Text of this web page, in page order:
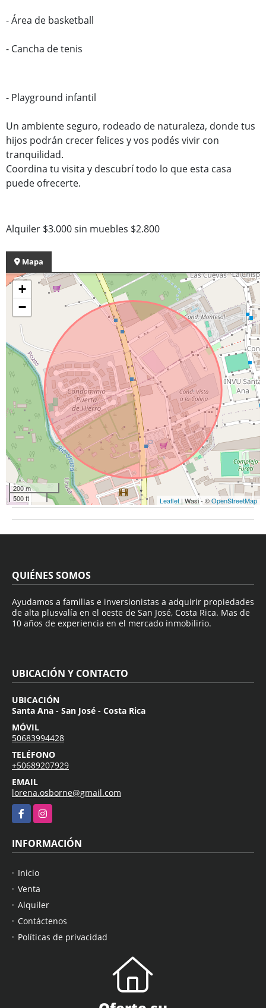
- Área de basketball
- Cancha de tenis
- Playground infantil
Un ambiente seguro, rodeado de naturaleza, donde tus
hijos podrán crecer felices y vos podés vivir con
tranquilidad.
Coordina tu visita y descubrí todo lo que esta casa
puede ofrecerte.
Alquiler $3.000 sin muebles $2.800
Mapa
+
−
200 m
500 ft
Leaflet | Wasi - ©OpenStreetMap
QUIÉNES SOMOS
Ayudamos a familias e inversionistas a adquirir propiedades
de alta plusvalía en el oeste de San José, Costa Rica. Mas de
10 años de experiencia en el mercado inmobilirio.
UBICACIÓN Y CONTACTO
UBICACIÓN
Santa Ana - San José - Costa Rica
MÓVIL
50683994428
TELÉFONO
+50689207929
EMAIL
lorena.osborne@gmail.com
FacebookInstagram
INFORMACIÓN
Inicio
Venta
Alquiler
Contáctenos
Políticas de privacidad